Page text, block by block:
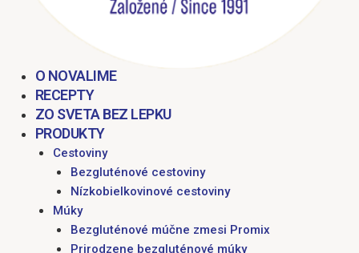
O NOVALIME
RECEPTY
ZO SVETA BEZ LEPKU
PRODUKTY
Cestoviny
Bezgluténové cestoviny
Nízkobielkovinové cestoviny
Múky
Bezgluténové múčne zmesi Promix
Prirodzene bezgluténové múky